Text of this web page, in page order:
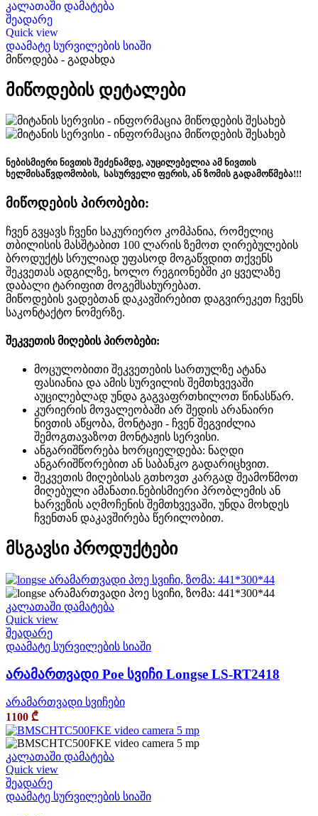
კალათაში დამატება
შეადარე
Quick view
დაამატე სურვილების სიაში
მიწოდება - გადახდა
მიწოდების დეტალები
ნებისმიერი ნივთის შეძენამდე, აუცილებელია ამ ნივთის
ხელმისაწვდომობის, სასურველი ფერის, ან ზომის გადამოწმება!!!
მიწოდების პირობები:
ჩვენ გვყავს ჩვენი საკურიერო კომპანია, რომელიც
თბილისის მასშტაბით 100 ლარის ზემოთ ღირებულების
ბროდუქტს სრულიად უფასოდ მოგაწვდით თქვენს
შეკვეთას ადგილზე, ხოლო რეგიონებში კი ყველაზე
დაბალი ტარიფით მოგემსახურებათ.
მიწოდების ვადებთან დაკავშირებით დაგვირეკეთ ჩვენს
საკონტაქტო ნომერზე.
შეკვეთის მიღების პირობები:
მოცულობითი შეკვეთების სართულზე ატანა
ფასიანია და ამის სურვილის შემთხვევაში
აუცილებლად უნდა გაგვაფრთხილოთ წინასწარ.
კურიერის მოვალეობაში არ შედის არანაირი
ნივთის აწყობა, მონტაჟი - ჩვენ შეგვიძლია
შემოგთავაზოთ მონტაჟის სერვისი.
ანგარიშწორება ხორციელდება: ნაღდი
ანგარიშწორებით ან საბანკო გადარიცხვით.
შეკვეთის მიღებისას გთხოვთ კარგად შეამოწმოთ
მიღებული ამანათი.ნებისმიერი პრობლემის ან
ხარვეზის აღმოჩენის შემთხვევაში, უნდა მოხდეს
ჩვენთან დაკავშირება წერილობით.
მსგავსი პროდუქტები
კალათაში დამატება
Quick view
შეადარე
დაამატე სურვილების სიაში
არამართვადი Poe სვიჩი Longse LS-RT2418
არამართვადი სვიჩები
1100 ₾
კალათაში დამატება
Quick view
შეადარე
დაამატე სურვილების სიაში